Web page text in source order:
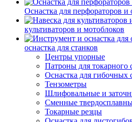
Оснастка для перфораторов
культиваторов и мотоблоков
оснастка для станков
Центры упорные
Патроны для токарного
Оснастка для гибочных
Тензометры
Шлифовальные и
Сменные
Токарные резцы